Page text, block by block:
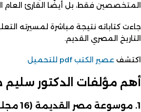
المتخصصين فقط، بل أيضًا القارئ العام
جاءت كتاباته نتيجة مباشرة لمسيرته
التاريخ المصري القديم.
اكتشف عصير الكتب pdf للتحميل
أهم مؤلفات الدكتور
1. موسوعة مصر القديمة (16 مجلدًا)